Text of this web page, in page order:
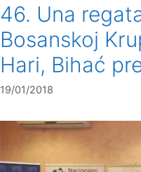
46. Una
Bosanskoj
Hari, Bihać
19/01/2018